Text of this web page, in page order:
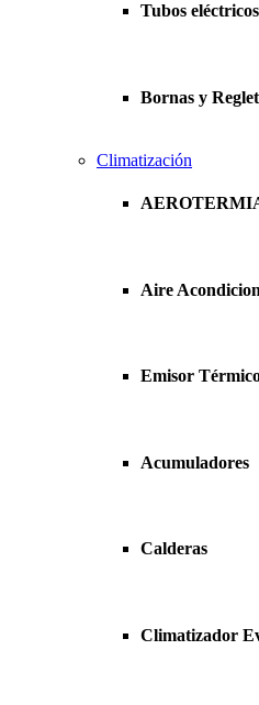
Tubos eléctricos
Bornas y
Climatización
Aire
Emisor
Acumuladores
Calderas
Climatizador